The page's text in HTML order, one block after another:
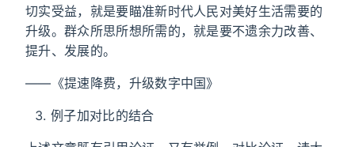
切实受益，就是要瞄准新时代人民对美好生活需要的
升级。群众所思所想所需的，就是要不遗余力改善、
提升、发展的。
——《提速降费，升级数字中国》
例子加对比的结合